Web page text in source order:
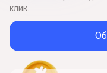
клик.